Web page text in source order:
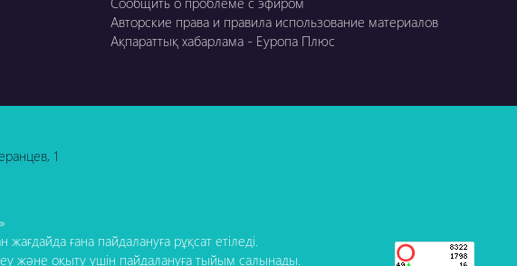
Авторские права и правила использование материалов
Ақпараттық хабарлама - Еуропа Плюс
1
ғана пайдалануға рұқсат етіледі.
және оқыту үшін пайдалануға тыйым салынады.